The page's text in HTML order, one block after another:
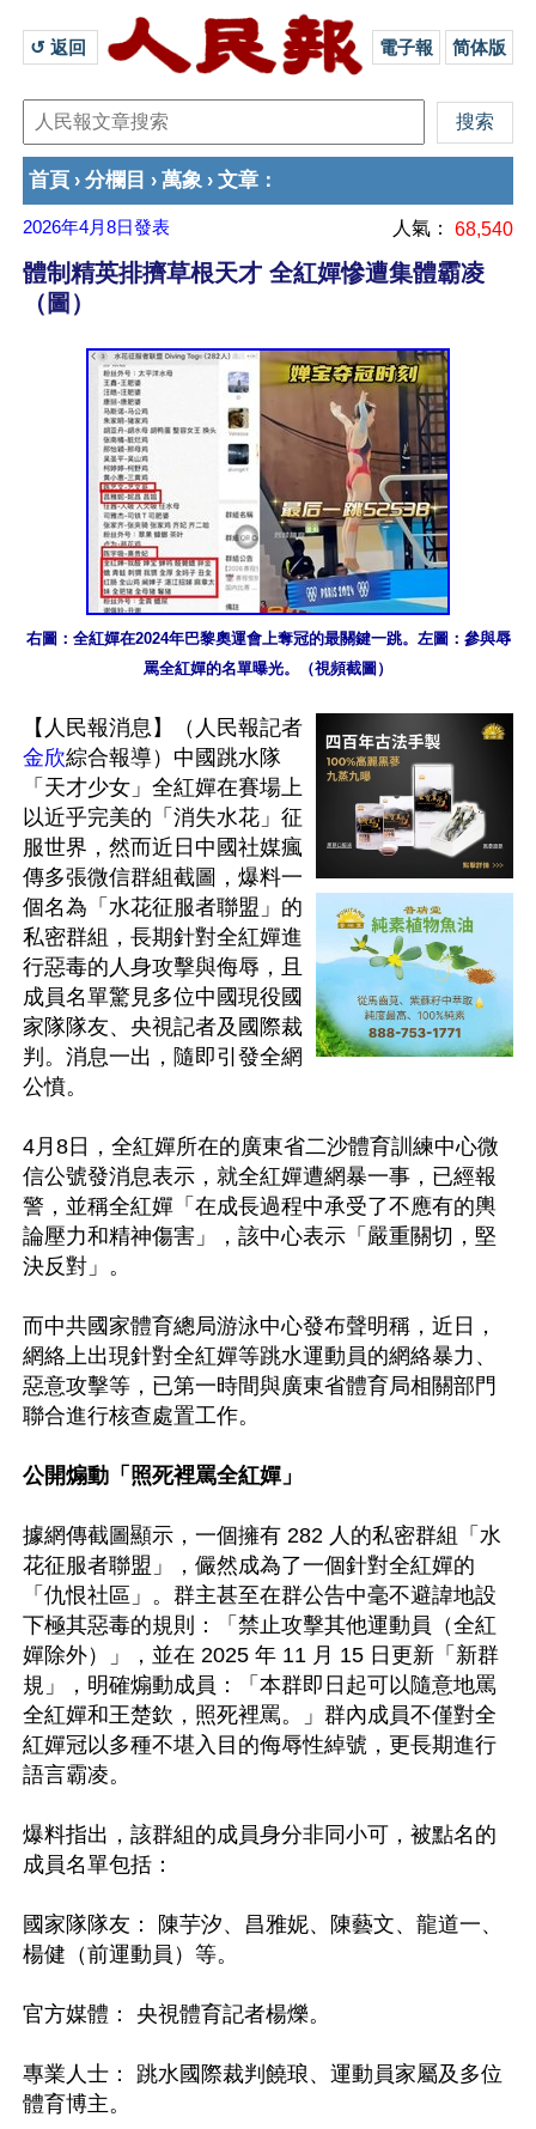
↺ 返回 電子報 简体版
首頁 › 分欄目 › 萬象 › 文章 ：
2026年4月8日發表 人氣： 68,540
體制精英排擠草根天才 全紅嬋慘遭集體霸凌
（圖）
右圖：全紅嬋在2024年巴黎奧運會上奪冠的最關鍵一跳。左圖：參與辱
罵全紅嬋的名單曝光。（視頻截圖）
【人民報消息】（人民報記者
金欣綜合報導）中國跳水隊
「天才少女」全紅嬋在賽場上
以近乎完美的「消失水花」征
服世界，然而近日中國社媒瘋
傳多張微信群組截圖，爆料一
個名為「水花征服者聯盟」的
私密群組，長期針對全紅嬋進
行惡毒的人身攻擊與侮辱，且
成員名單驚見多位中國現役國
家隊隊友、央視記者及國際裁
判。消息一出，隨即引發全網
公憤。
4月8日，全紅嬋所在的廣東省二沙體育訓練中心微
信公號發消息表示，就全紅嬋遭網暴一事，已經報
警，並稱全紅嬋「在成長過程中承受了不應有的輿
論壓力和精神傷害」，該中心表示「嚴重關切，堅
決反對」。
而中共國家體育總局游泳中心發布聲明稱，近日，
網絡上出現針對全紅嬋等跳水運動員的網絡暴力、
惡意攻擊等，已第一時間與廣東省體育局相關部門
聯合進行核查處置工作。
公開煽動「照死裡罵全紅嬋」
據網傳截圖顯示，一個擁有 282 人的私密群組「水
花征服者聯盟」，儼然成為了一個針對全紅嬋的
「仇恨社區」。群主甚至在群公告中毫不避諱地設
下極其惡毒的規則：「禁止攻擊其他運動員（全紅
嬋除外）」，並在 2025 年 11 月 15 日更新「新群
規」，明確煽動成員：「本群即日起可以隨意地罵
全紅嬋和王楚欽，照死裡罵。」群內成員不僅對全
紅嬋冠以多種不堪入目的侮辱性綽號，更長期進行
語言霸凌。
爆料指出，該群組的成員身分非同小可，被點名的
成員名單包括：
國家隊隊友： 陳芋汐、昌雅妮、陳藝文、龍道一、
楊健（前運動員）等。
官方媒體： 央視體育記者楊爍。
專業人士： 跳水國際裁判饒琅、運動員家屬及多位
體育博主。